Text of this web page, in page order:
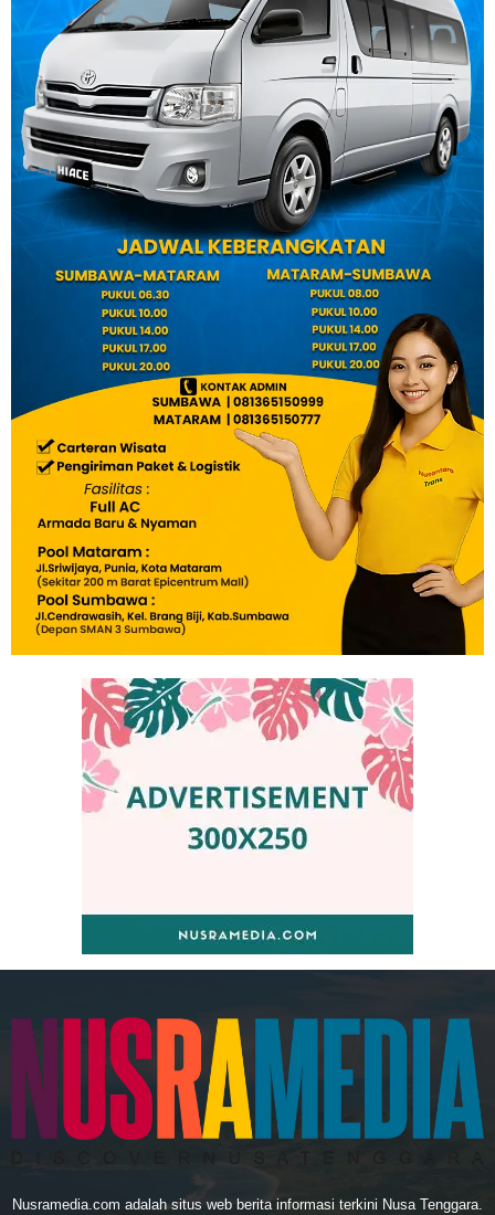
Nusramedia.com adalah situs web berita informasi terkini Nusa Tenggara.